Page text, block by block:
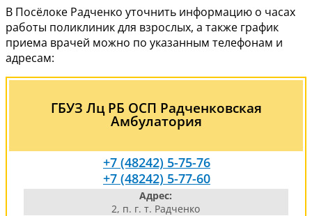
В Посёлоке Радченко уточнить информацию о часах
работы поликлиник для взрослых, а также график
приема врачей можно по указанным телефонам и
адресам:
ГБУЗ Лц РБ ОСП Радченковская
Амбулатория
+7 (48242) 5-75-76
+7 (48242) 5-77-60
Адрес:
2, п. г. т. Радченко